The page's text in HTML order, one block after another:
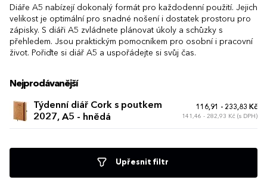
Diáře A5 nabízejí dokonalý formát pro každodenní použití. Jejich
velikost je optimální pro snadné nošení i dostatek prostoru pro
zápisky. S diáři A5 zvládnete plánovat úkoly a schůzky s
přehledem. Jsou praktickým pomocníkem pro osobní i pracovní
život. Pořiďte si diář A5 a uspořádejte si svůj čas.
Nejprodávanější
Týdenní diář Cork s poutkem
2027, A5 - hnědá
116,91 - 233,83 Kč
141,46 - 282,93 Kč (s DPH)
Upřesnit filtr